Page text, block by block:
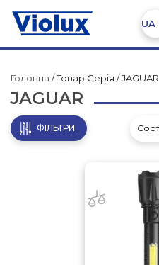
Головна / Товар Серія / JAGUAR
JAGUAR
ФІЛЬТРИ